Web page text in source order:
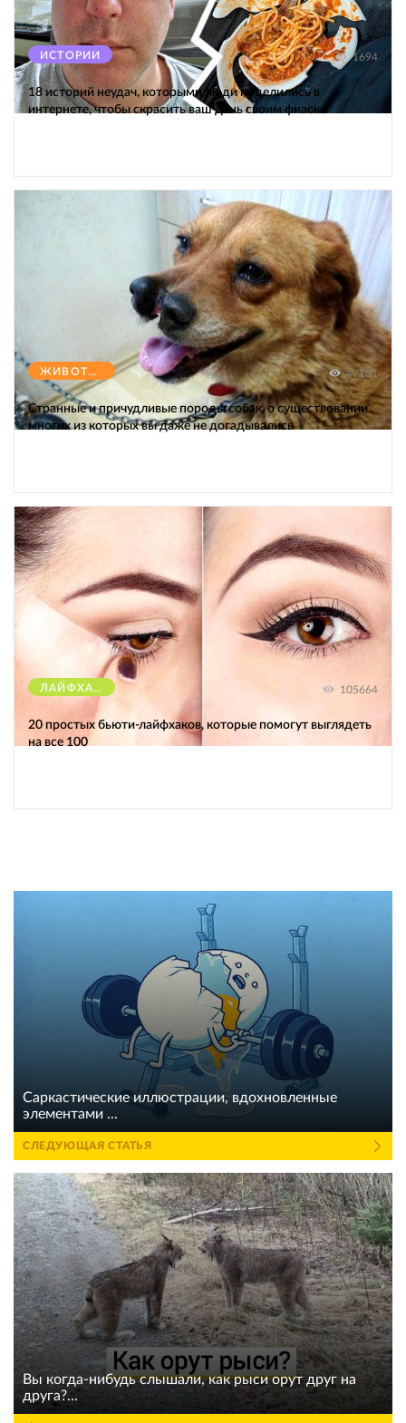
ИСТОРИИ 1694
18 историй неудач, которыми люди поделились в
интернете, чтобы скрасить ваш день своим фиаско
ЖИВОТНЫЕ 47101
Странные и причудливые породы собак, о существовании
многих из которых вы даже не догадывались
ЛАЙФХАКИ 105664
20 простых бьюти-лайфхаков, которые помогут выглядеть
на все 100
Саркастические иллюстрации, вдохновленные
элементами ...
СЛЕДУЮЩАЯ СТАТЬЯ
Вы когда-нибудь слышали, как рыси орут друг на
друга?...